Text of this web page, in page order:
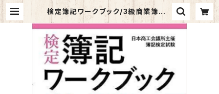
検定簿記ワークブック/3級商業簿記 |
マイブックス関大前店(店頭受取オー
ダー用)